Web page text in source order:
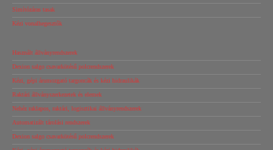
Simítózáras tasak
Kézi vonalhegesztők
Használt állványrendszerek
Dexion salgo csavarkötésű polcrendszerek
Kézi, gépi árumozgató targoncák és kézi hidraulikák
Raktári állványszerkezetek és elemek
Nehéz raklapos, raktári, logisztikai állványrendszerek
Automatizált tárolási rendszerek
Dexion salgo csavarkötésű polcrendszerek